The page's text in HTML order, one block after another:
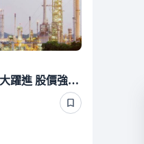
焦點股》和桐：Q2獲利大躍進 股價強攻漲停